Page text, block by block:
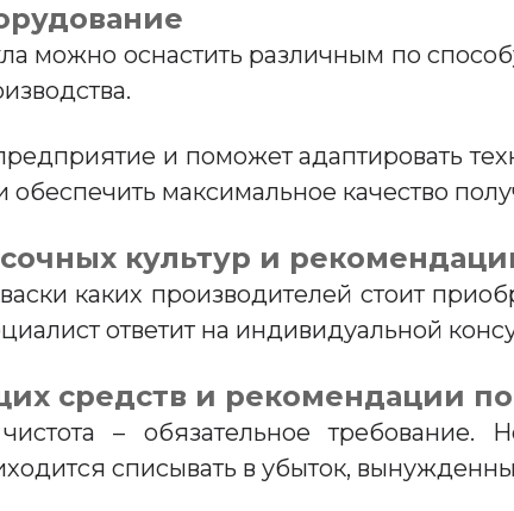
можно оснастить различным по
и поможет адаптировать
обеспечить максимальное качество
культур и
каких производителей стоит
ответит на индивидуальной
средств и рекомендации
– обязательное требование.
списывать в убыток,